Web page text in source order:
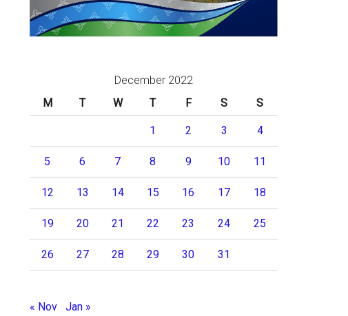
December 2022
M
T W T F S S
1 2 3 4
5 6 7 8 9 10 11
12 13 14 15 16 17 18
19 20 21 22 23 24 25
26 27 28 29 30 31
« Nov Jan »